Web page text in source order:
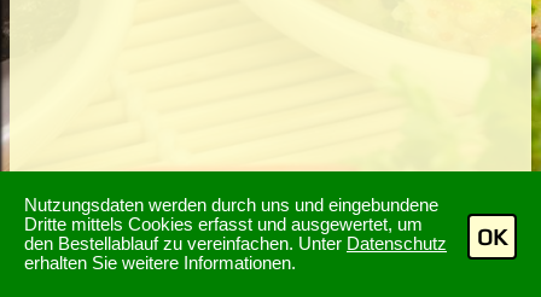
Nutzungsdaten werden durch uns und eingebundene
Dritte mittels Cookies erfasst und ausgewertet, um
den Bestellablauf zu vereinfachen. Unter Datenschutz
erhalten Sie weitere Informationen.
OK